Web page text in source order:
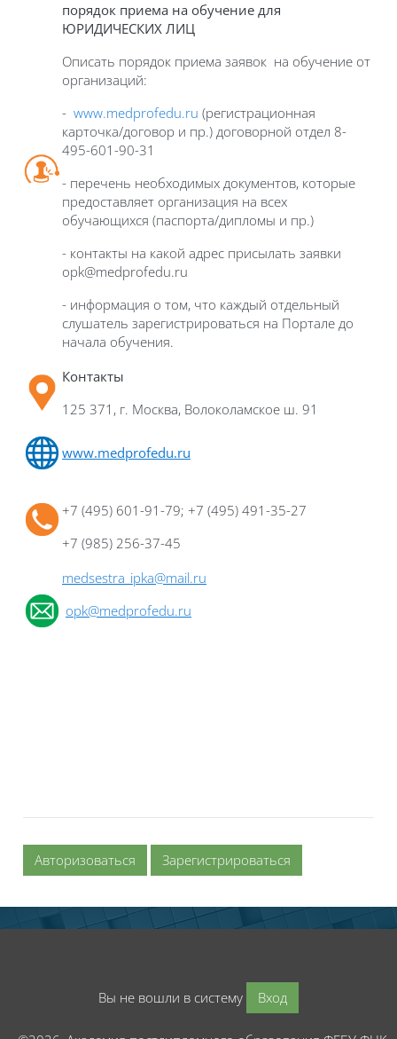
порядок приема на обучение для
ЮРИДИЧЕСКИХ ЛИЦ
Описать порядок приема заявок на обучение от
организаций:
- www.medprofedu.ru (регистрационная
карточка/договор и пр.) договорной отдел 8-
495-601-90-31
- перечень необходимых документов, которые
предоставляет организация на всех
обучающихся (паспорта/дипломы и пр.)
- контакты на какой адрес присылать заявки
opk@medprofedu.ru
- информация о том, что каждый отдельный
слушатель зарегистрироваться на Портале до
начала обучения.
Контакты
125 371, г. Москва, Волоколамское ш. 91
www.medprofedu.ru
+7 (495) 601-91-79; +7 (495) 491-35-27
+7 (985) 256-37-45
medsestra_ipka@mail.ru
opk@medprofedu.ru
Авторизоваться Зарегистрироваться
Вы не вошли в систему Вход